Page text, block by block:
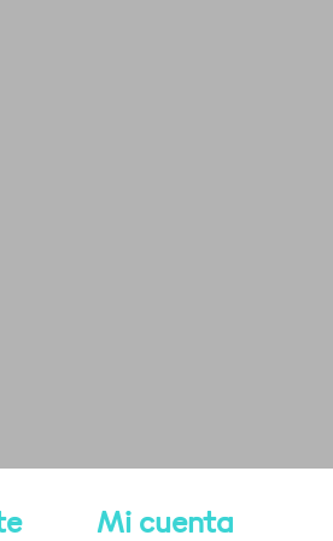
Mi cuenta